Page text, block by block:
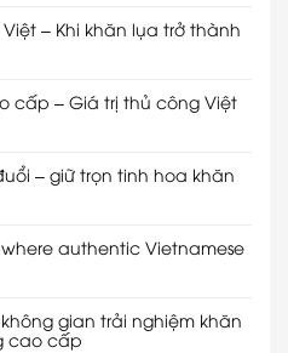
– Khi khăn lụa trở thành
cấp – Giá trị thủ công Việt
– giữ trọn tinh hoa khăn
where authentic Vietnamese
không gian trải nghiệm khăn
cao cấp